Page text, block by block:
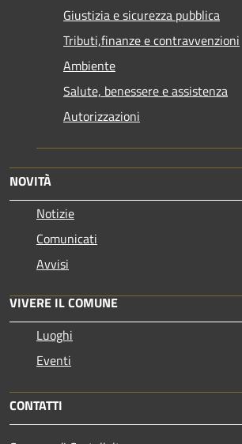
Giustizia e sicurezza pubblica
Tributi,finanze e contravvenzioni
Ambiente
Salute, benessere e assistenza
Autorizzazioni
NOVITÀ
Notizie
Comunicati
Avvisi
VIVERE IL COMUNE
Luoghi
Eventi
CONTATTI